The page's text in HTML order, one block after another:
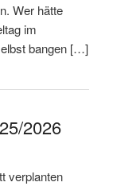
Wer hätte
im
bangen […]
2026
verplanten